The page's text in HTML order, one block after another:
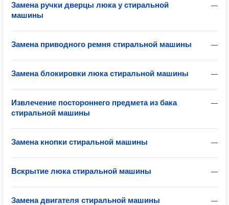
—
Замена ручки дверцы люка у стиральной
машины
—
Замена приводного ремня стиральной машины
—
Замена блокировки люка стиральной машины
—
Извлечение постороннего предмета из бака
стиральной машины
—
Замена кнопки стиральной машины
—
Вскрытие люка стиральной машины
—
Замена двигателя стиральной машины